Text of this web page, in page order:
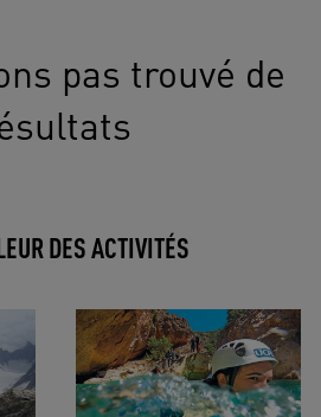
pas trouvé de
DES ACTIVITÉS